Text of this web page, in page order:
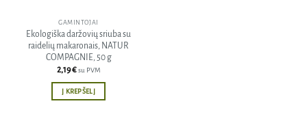
GAMINTOJAI
Ekologiška daržovių sriuba su
raidelių makaronais, NATUR
COMPAGNIE, 50 g
2,19€ su PVM
Į KREPŠELĮ